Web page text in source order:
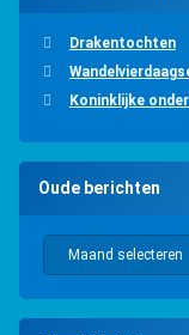
Drakentochten
Koninklijke
Oude berichten
Oude berichten